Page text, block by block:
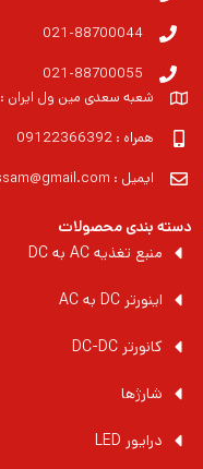
021-88700044
021-88700055
شعبه سعدی مین ول ایران : meanwell.ir
همراه : 09122366392
ایمیل : abedihessam@gmail.com
دسته بندی محصولات
منبع تغذیه AC به DC
اینورتر DC به AC
کانورتر DC-DC
شارژها
درایور LED